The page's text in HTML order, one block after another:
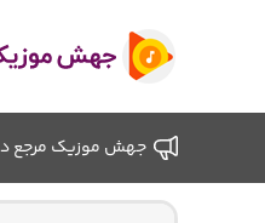
جهش موزیک مرجع